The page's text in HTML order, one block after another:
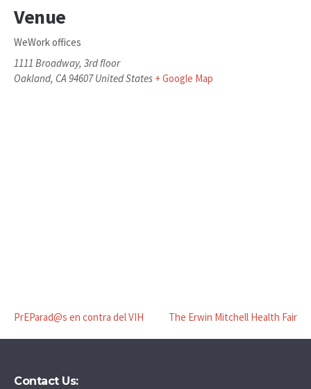
Venue
WeWork offices
1111 Broadway, 3rd floor
Oakland, CA 94607 United States + Google Map
PrEParad@s en contra del VIH The Erwin Mitchell Health Fair
Contact Us: